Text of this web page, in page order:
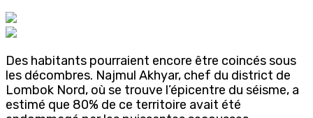
Des habitants pourraient encore être coincés sous
les décombres. Najmul Akhyar, chef du district de
Lombok Nord, où se trouve l’épicentre du séisme, a
estimé que 80% de ce territoire avait été